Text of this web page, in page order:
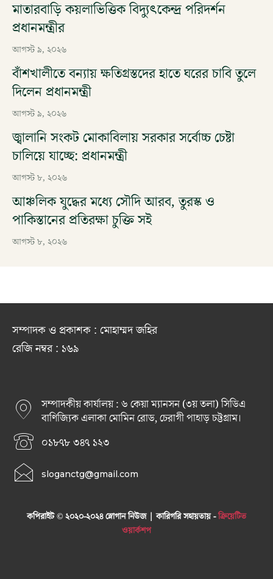
মাতারবাড়ি কয়লাভিত্তিক বিদ্যুৎকেন্দ্র পরিদর্শন
প্রধানমন্ত্রীর
আগস্ট ৯, ২০২৬
বাঁশখালীতে বন্যায় ক্ষতিগ্রস্তদের হাতে ঘরের চাবি তুলে
দিলেন প্রধানমন্ত্রী
আগস্ট ৯, ২০২৬
জ্বালানি সংকট মোকাবিলায় সরকার সর্বোচ্চ চেষ্টা
চালিয়ে যাচ্ছে: প্রধানমন্ত্রী
আগস্ট ৮, ২০২৬
আঞ্চলিক যুদ্ধের মধ্যে সৌদি আরব, তুরস্ক ও
পাকিস্তানের প্রতিরক্ষা চুক্তি সই
আগস্ট ৮, ২০২৬
সম্পাদক ও প্রকাশক : মোহাম্মদ জহির
রেজি নম্বর : ১৬৯
সম্পাদকীয় কার্যালয় : ৬ কেয়া ম্যানসন (৩য় তলা) সিডিএ
বাণিজ্যিক এলাকা মোমিন রোড, চেরাগী পাহাড় চট্টগ্রাম।
০১৮৭৮ ৩৪৭ ১২৩
sloganctg@gmail.com
কপিরাইট © ২০২০-২০২৪ স্লোগান নিউজ | কারিগরি সহায়তায় -ক্রিয়েটিভ
ওয়ার্কশপ